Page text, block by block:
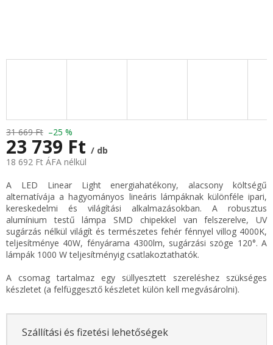
31 669 Ft –25 %
23 739 Ft / db
18 692 Ft ÁFA nélkül
A LED Linear Light energiahatékony, alacsony költségű
alternatívája a hagyományos lineáris lámpáknak különféle ipari,
kereskedelmi és világítási alkalmazásokban. A robusztus
alumínium testű lámpa SMD chipekkel van felszerelve, UV
sugárzás nélkül világít és természetes fehér fénnyel villog 4000K,
teljesítménye 40W, fényárama 4300lm, sugárzási szöge 120°. A
lámpák 1000 W teljesítményig csatlakoztathatók.
A csomag tartalmaz egy süllyesztett szereléshez szükséges
készletet (a felfüggesztő készletet külön kell megvásárolni).
Szállítási és fizetési lehetőségek